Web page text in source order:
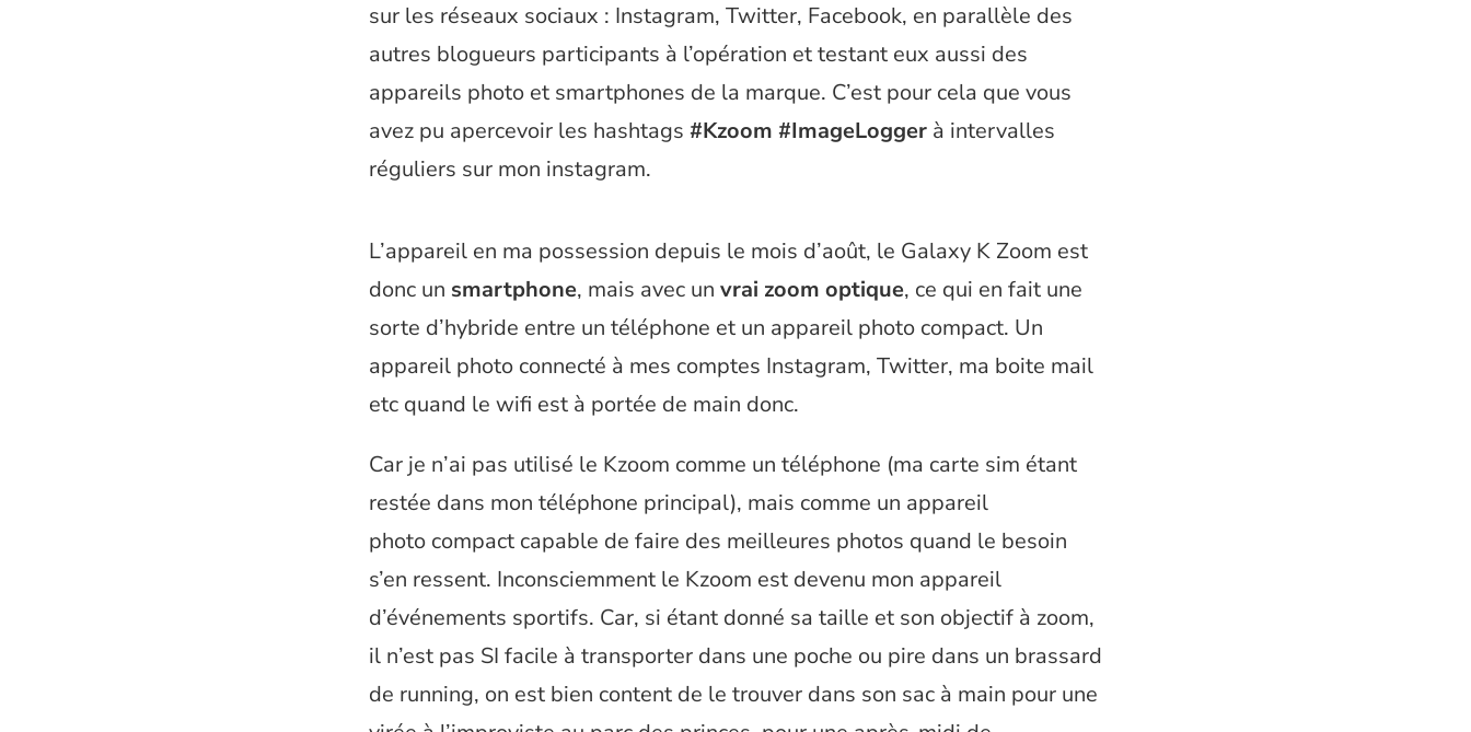
sur les réseaux sociaux : Instagram, Twitter, Facebook, en parallèle des
autres blogueurs participants à l’opération et testant eux aussi des
appareils photo et smartphones de la marque. C’est pour cela que vous
avez pu apercevoir les hashtags #Kzoom #ImageLogger à intervalles
réguliers sur mon instagram.
L’appareil en ma possession depuis le mois d’août, le Galaxy K Zoom est
donc un smartphone, mais avec un vrai zoom optique, ce qui en fait une
sorte d’hybride entre un téléphone et un appareil photo compact. Un
appareil photo connecté à mes comptes Instagram, Twitter, ma boite mail
etc quand le wifi est à portée de main donc.
Car je n’ai pas utilisé le Kzoom comme un téléphone (ma carte sim étant
restée dans mon téléphone principal), mais comme un appareil
photo compact capable de faire des meilleures photos quand le besoin
s’en ressent. Inconsciemment le Kzoom est devenu mon appareil
d’événements sportifs. Car, si étant donné sa taille et son objectif à zoom,
il n’est pas SI facile à transporter dans une poche ou pire dans un brassard
de running, on est bien content de le trouver dans son sac à main pour une